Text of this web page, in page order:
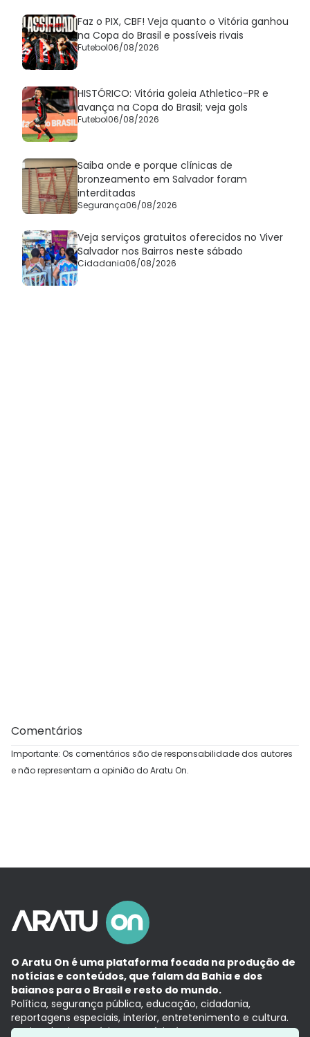
Faz o PIX, CBF! Veja quanto o Vitória ganhou
na Copa do Brasil e possíveis rivais
Futebol06/08/2026
HISTÓRICO: Vitória goleia Athletico-PR e
avança na Copa do Brasil; veja gols
Futebol06/08/2026
Saiba onde e porque clínicas de
bronzeamento em Salvador foram
interditadas
Segurança06/08/2026
Veja serviços gratuitos oferecidos no Viver
Salvador nos Bairros neste sábado
Cidadania06/08/2026
Comentários
Importante: Os comentários são de responsabilidade dos autores
e não representam a opinião do Aratu On.
O Aratu On é uma plataforma focada na produção de
notícias e conteúdos, que falam da Bahia e dos
baianos para o Brasil e resto do mundo.
Política, segurança pública, educação, cidadania,
reportagens especiais, interior, entretenimento e cultura.
Aqui, tudo vira notícia e a notícia é no tempo presente,